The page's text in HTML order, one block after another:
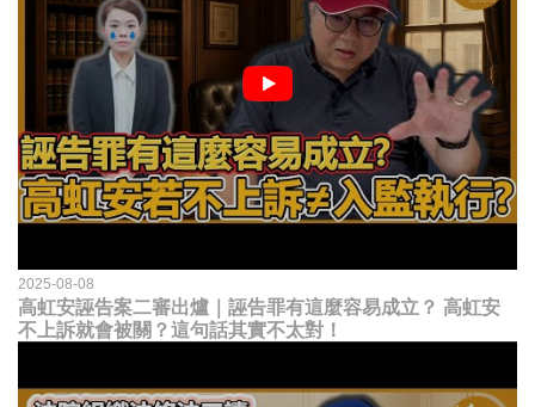
2025-08-08
高虹安誣告案二審出爐｜誣告罪有這麼容易成立？ 高虹安
不上訴就會被關？這句話其實不太對！